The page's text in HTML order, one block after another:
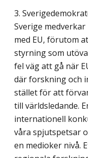
3.
Sverige
med EU, förutom
styrning som
fel väg att gå när
där forskning och
stället för att
till världsledande.
internationell
våra spjutspetsar
en medioker nivå.